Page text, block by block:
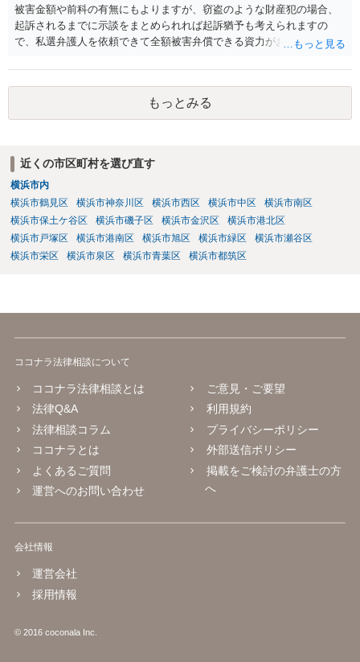
被害金額や前科の有無にもよりますが、窃盗のような財産犯の場合、
起訴されるまでに示談をまとめられれば起訴猶予も考えられますの
で、私選弁護人を依頼できて全額被害弁償できる資力がお有りなので
めいたします。起訴されてしまうと前科はついてしまう可能性が極め
て高いので、被害金額はさほど大きくなく初犯で起訴猶予の可能性が
あり得る事案なのであれば、起訴までの弁護活動が極めて重要です。
もちろん国選弁護人であってもできるかぎり最善を尽くす弁護士が大
般論としては私選弁護人に頼んだ方がどうしても使える時間が多くな
り、示談をまとめられる可能性が高くなる傾向は否定できないように
思われます。
もっとみる
近くの市区町村を選び直す
横浜市内
横浜市鶴見区
横浜市神奈川区 横浜市西区 横浜市中区
横浜市南区
横浜市保土ケ谷区
横浜市磯子区 横浜市金沢区
横浜市港北区
横浜市戸塚区
横浜市港南区 横浜市旭区 横浜市緑区
横浜市瀬谷区
横浜市栄区
横浜市泉区 横浜市青葉区 横浜市都筑区
ココナラ法律相談について
ココナラ法律相談とは
法律Q&A
法律相談コラム
ココナラとは
よくあるご質問
運営へのお問い合わせ
ご意見・ご要望
利用規約
プライバシーポリシー
外部送信ポリシー
掲載をご検討の弁護士の方
へ
会社情報
運営会社
採用情報
© 2016 coconala Inc.